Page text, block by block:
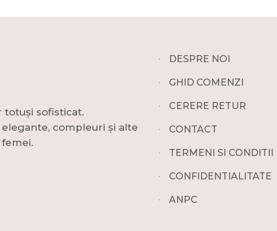
totuși sofisticat.
compleuri și alte
∙ DESPRE NOI
∙ GHID COMENZI
∙ CERERE RETUR
∙ CONTACT
∙ TERMENI SI CONDITII
∙ CONFIDENTIALITATE
∙ ANPC